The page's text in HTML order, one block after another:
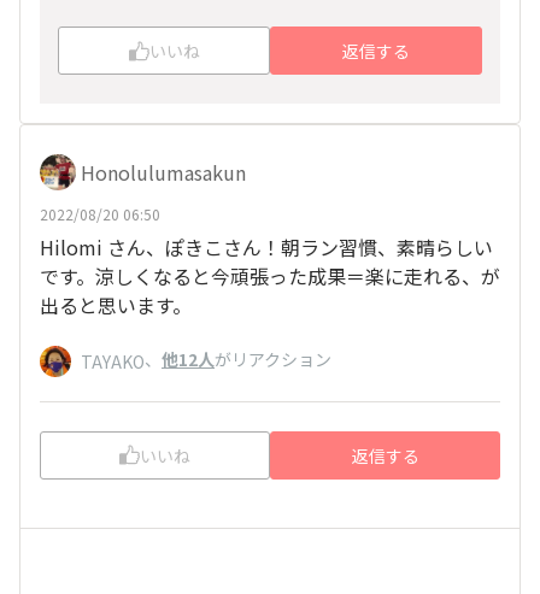
いいね 返信する
Honolulumasakun
2022/08/20 06:50
Hilomi さん、ぽきこさん！朝ラン習慣、素晴らしい
です。涼しくなると今頑張った成果＝楽に走れる、が
出ると思います。
TAYAKO、 他12人がリアクション
いいね 返信する